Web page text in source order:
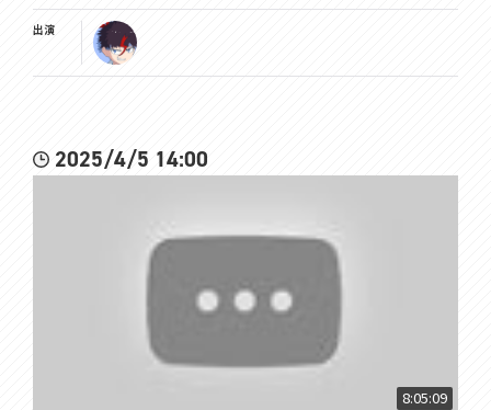
出演
2025/4/5 14:00
8:05:09